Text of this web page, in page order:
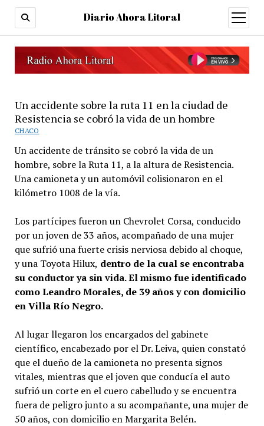
Diario Ahora Litoral
open
menu
Un accidente sobre la ruta 11 en la ciudad de
Resistencia se cobró la vida de un hombre
CHACO
Un accidente de tránsito se cobró la vida de un
hombre, sobre la Ruta 11, a la altura de Resistencia.
Una camioneta y un automóvil colisionaron en el
kilómetro 1008 de la vía.
Los partícipes fueron un Chevrolet Corsa, conducido
por un joven de 33 años, acompañado de una mujer
que sufrió una fuerte crisis nerviosa debido al choque,
y una Toyota Hilux, dentro de la cual se encontraba
su conductor ya sin vida. El mismo fue identificado
como Leandro Morales, de 39 años y con domicilio
en Villa Río Negro.
Al lugar llegaron los encargados del gabinete
científico, encabezado por el Dr. Leiva, quien constató
que el dueño de la camioneta no presenta signos
vitales, mientras que el joven que conducía el auto
sufrió un corte en el cuero cabelludo y se encuentra
fuera de peligro junto a su acompañante, una mujer de
50 años, con domicilio en Margarita Belén.